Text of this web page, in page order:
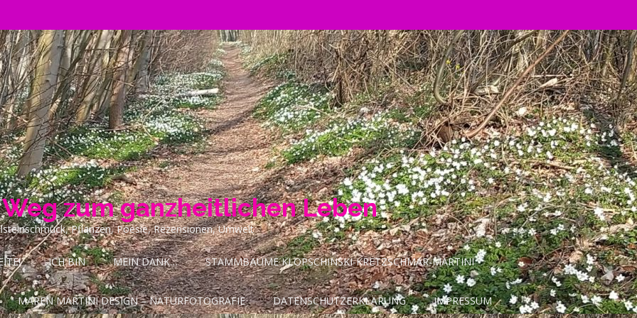
zum ganzheitlichen Leben
Pflanzen, Poesie, Rezensionen, Umwelt
ICH BIN MEIN DANK… STAMMBÄUME KLOPSCHINSKI-KRETZSCHMAR-MARTINI
MAREN MARTINI DESIGN – NATURFOTOGRAFIE DATENSCHUTZERKLÄRUNG IMPRESSUM